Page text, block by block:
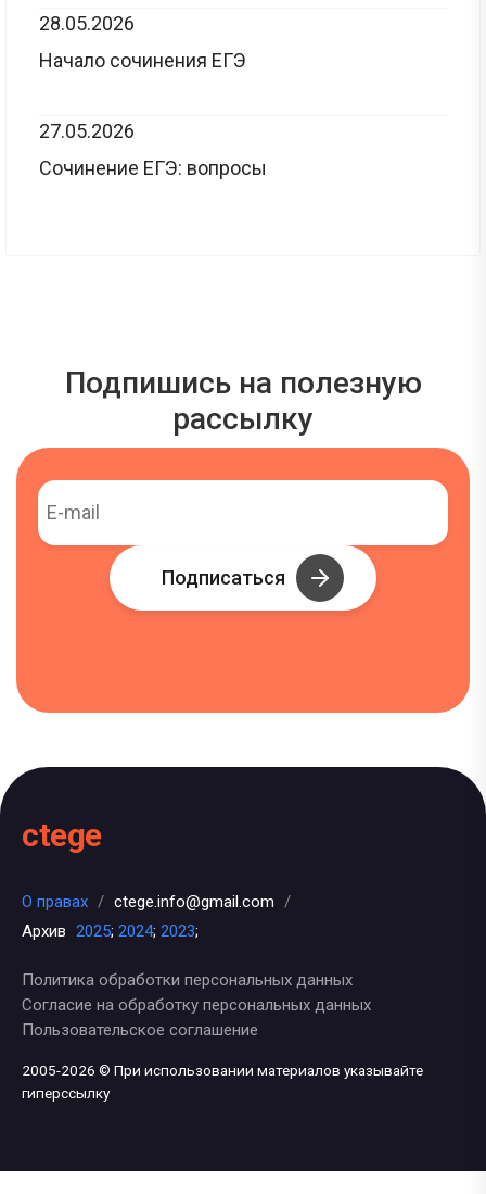
28.05.2026
Начало сочинения ЕГЭ
27.05.2026
Сочинение ЕГЭ: вопросы
Подпишись на полезную
рассылку
Подписаться
ctege
О правах / ctege.info@gmail.com /
Архив 2025; 2024; 2023;
Политика обработки персональных данных
Согласие на обработку персональных данных
Пользовательское соглашение
2005-2026 © При использовании материалов указывайте
гиперссылку